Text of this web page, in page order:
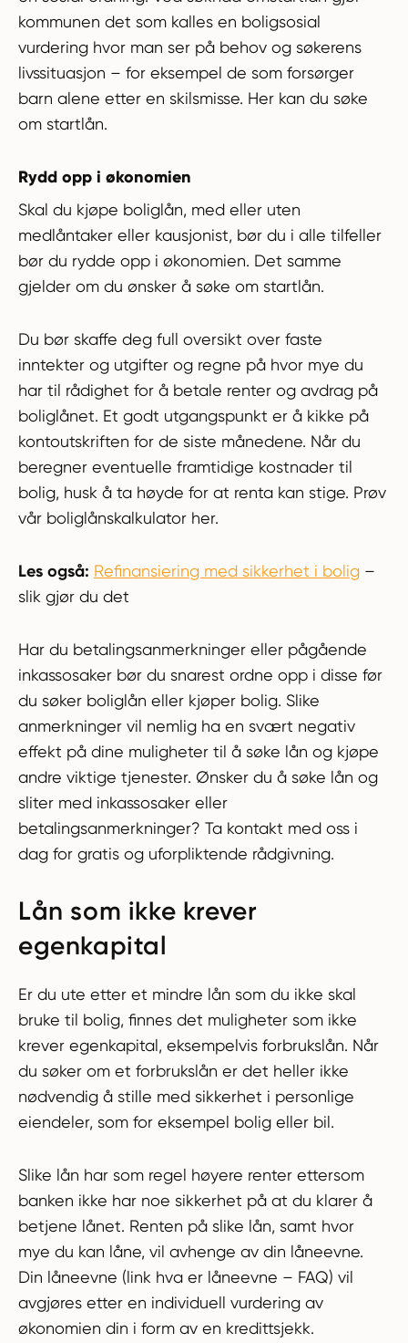
kommunen det som kalles en boligsosial
vurdering hvor man ser på behov og søkerens
livssituasjon – for eksempel de som forsørger
barn alene etter en skilsmisse. Her kan du søke
om startlån.
Rydd opp i økonomien
Skal du kjøpe boliglån, med eller uten
medlåntaker eller kausjonist, bør du i alle tilfeller
bør du rydde opp i økonomien. Det samme
gjelder om du ønsker å søke om startlån.
Du bør skaffe deg full oversikt over faste
inntekter og utgifter og regne på hvor mye du
har til rådighet for å betale renter og avdrag på
boliglånet. Et godt utgangspunkt er å kikke på
kontoutskriften for de siste månedene. Når du
beregner eventuelle framtidige kostnader til
bolig, husk å ta høyde for at renta kan stige. Prøv
vår boliglånskalkulator her.
Les også: Refinansiering med sikkerhet i bolig –
slik gjør du det
Har du betalingsanmerkninger eller pågående
inkassosaker bør du snarest ordne opp i disse før
du søker boliglån eller kjøper bolig. Slike
anmerkninger vil nemlig ha en svært negativ
effekt på dine muligheter til å søke lån og kjøpe
andre viktige tjenester. Ønsker du å søke lån og
sliter med inkassosaker eller
betalingsanmerkninger? Ta kontakt med oss i
dag for gratis og uforpliktende rådgivning.
Lån som ikke krever
egenkapital
Er du ute etter et mindre lån som du ikke skal
bruke til bolig, finnes det muligheter som ikke
krever egenkapital, eksempelvis forbrukslån. Når
du søker om et forbrukslån er det heller ikke
nødvendig å stille med sikkerhet i personlige
eiendeler, som for eksempel bolig eller bil.
Slike lån har som regel høyere renter ettersom
banken ikke har noe sikkerhet på at du klarer å
betjene lånet. Renten på slike lån, samt hvor
mye du kan låne, vil avhenge av din låneevne.
Din låneevne (link hva er låneevne – FAQ) vil
avgjøres etter en individuell vurdering av
økonomien din i form av en kredittsjekk.